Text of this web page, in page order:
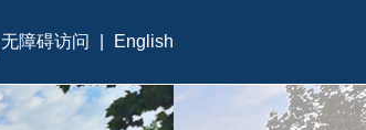
无障碍访问 English